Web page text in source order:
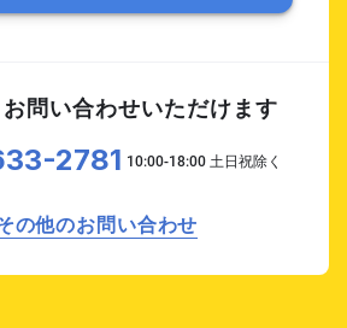
お問い合わせいただけます
2781
の他のお問い合わせ